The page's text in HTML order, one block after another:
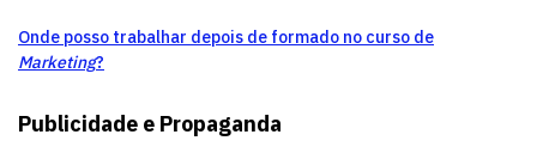
Onde posso trabalhar depois de formado no curso de
Marketing?
Publicidade e Propaganda